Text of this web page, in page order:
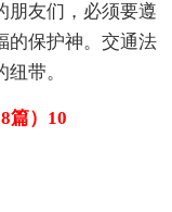
朋友们，必须要遵
的保护神。交通法
带。
篇）10